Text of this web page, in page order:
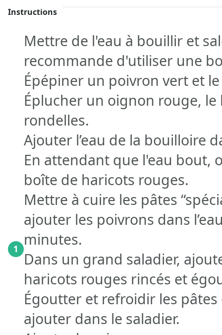
Instructions
1
Mettre de l'eau à bouillir et
recommande d'utiliser une
Épépiner un poivron vert et
Éplucher un oignon rouge, le
rondelles.
Ajouter l’eau de la bouilloire
En attendant que l'eau bout,
boîte de haricots rouges.
Mettre à cuire les pâtes
ajouter les poivrons dans
minutes.
Dans un grand saladier,
haricots rouges rincés et
Égoutter et refroidir les
ajouter dans le saladier.